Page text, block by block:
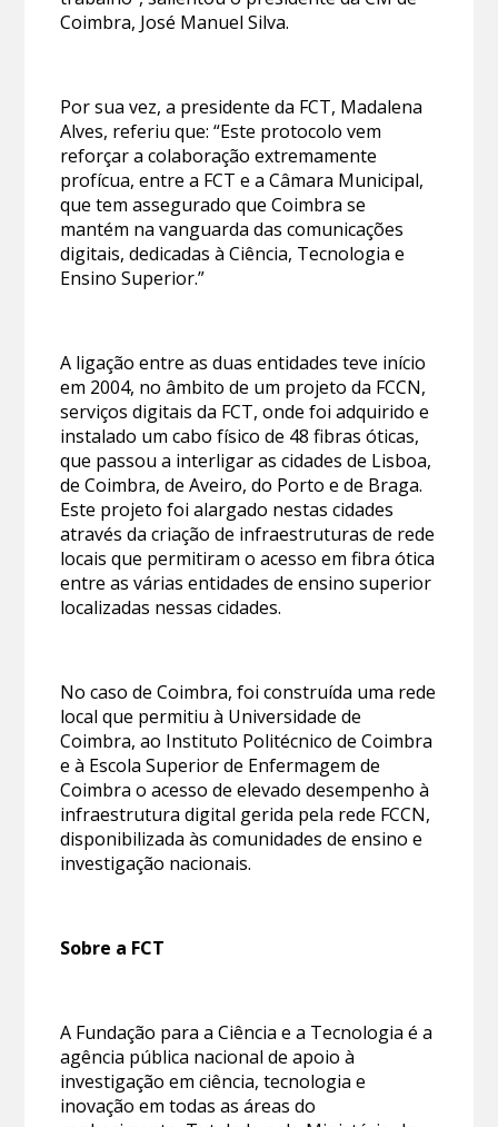
Coimbra, José Manuel Silva.
Por sua vez, a presidente da FCT, Madalena
Alves, referiu que: “Este protocolo vem
reforçar a colaboração extremamente
profícua, entre a FCT e a Câmara Municipal,
que tem assegurado que Coimbra se
mantém na vanguarda das comunicações
digitais, dedicadas à Ciência, Tecnologia e
Ensino Superior.”
A ligação entre as duas entidades teve início
em 2004, no âmbito de um projeto da FCCN,
serviços digitais da FCT, onde foi adquirido e
instalado um cabo físico de 48 fibras óticas,
que passou a interligar as cidades de Lisboa,
de Coimbra, de Aveiro, do Porto e de Braga.
Este projeto foi alargado nestas cidades
através da criação de infraestruturas de rede
locais que permitiram o acesso em fibra ótica
entre as várias entidades de ensino superior
localizadas nessas cidades.
No caso de Coimbra, foi construída uma rede
local que permitiu à Universidade de
Coimbra, ao Instituto Politécnico de Coimbra
e à Escola Superior de Enfermagem de
Coimbra o acesso de elevado desempenho à
infraestrutura digital gerida pela rede FCCN,
disponibilizada às comunidades de ensino e
investigação nacionais.
Sobre a FCT
A Fundação para a Ciência e a Tecnologia é a
agência pública nacional de apoio à
investigação em ciência, tecnologia e
inovação em todas as áreas do